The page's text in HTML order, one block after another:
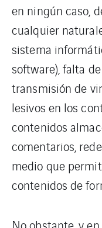
en ningún caso,
cualquier
sistema
software), falta
transmisión de
lesivos en los
contenidos
comentarios,
medio que
contenidos de